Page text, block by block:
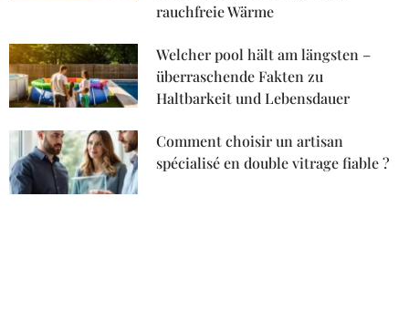
rauchfreie Wärme
Welcher pool hält am längsten –
überraschende Fakten zu
Haltbarkeit und Lebensdauer
Comment choisir un artisan
spécialisé en double vitrage fiable ?